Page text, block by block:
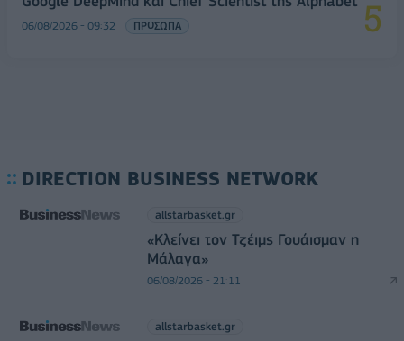
06/08/2026 - 09:32 ΠΡΟΣΩΠΑ
DIRECTION BUSINESS NETWORK
allstarbasket.gr
«Κλείνει τον Τζέιμς Γουάισμαν η
Μάλαγα»
06/08/2026 - 21:11
allstarbasket.gr